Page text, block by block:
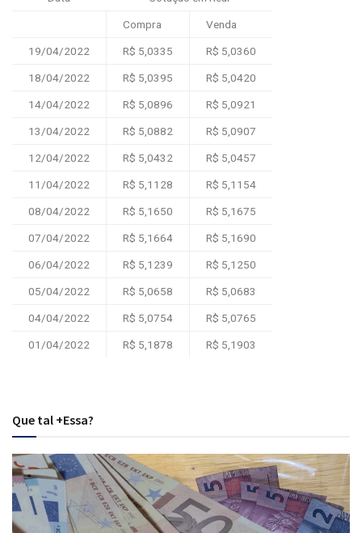
Compra Venda
19/04/2022 R$ 5,0335 R$ 5,0360
18/04/2022 R$ 5,0395 R$ 5,0420
14/04/2022 R$ 5,0896 R$ 5,0921
13/04/2022 R$ 5,0882 R$ 5,0907
12/04/2022 R$ 5,0432 R$ 5,0457
11/04/2022 R$ 5,1128 R$ 5,1154
08/04/2022 R$ 5,1650 R$ 5,1675
07/04/2022 R$ 5,1664 R$ 5,1690
06/04/2022 R$ 5,1239 R$ 5,1250
05/04/2022 R$ 5,0658 R$ 5,0683
04/04/2022 R$ 5,0754 R$ 5,0765
01/04/2022 R$ 5,1878 R$ 5,1903
Que tal +Essa?